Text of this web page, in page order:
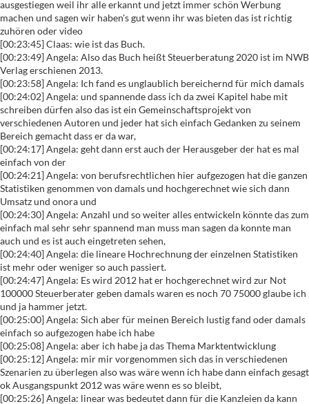
ausgestiegen weil ihr alle erkannt und jetzt immer schön Werbung
machen und sagen wir haben's gut wenn ihr was bieten das ist richtig
zuhören oder video
[00:23:45] Claas: wie ist das Buch.
[00:23:49] Angela: Also das Buch heißt Steuerberatung 2020 ist im NWB
Verlag erschienen 2013.
[00:23:58] Angela: Ich fand es unglaublich bereichernd für mich damals
[00:24:02] Angela: und spannende dass ich da zwei Kapitel habe mit
schreiben dürfen also das ist ein Gemeinschaftsprojekt von
verschiedenen Autoren und jeder hat sich einfach Gedanken zu seinem
Bereich gemacht dass er da war,
[00:24:17] Angela: geht dann erst auch der Herausgeber der hat es mal
einfach von der
[00:24:21] Angela: von berufsrechtlichen hier aufgezogen hat die ganzen
Statistiken genommen von damals und hochgerechnet wie sich dann
Umsatz und onora und
[00:24:30] Angela: Anzahl und so weiter alles entwickeln könnte das zum
einfach mal sehr sehr spannend man muss man sagen da konnte man
auch und es ist auch eingetreten sehen,
[00:24:40] Angela: die lineare Hochrechnung der einzelnen Statistiken
ist mehr oder weniger so auch passiert.
[00:24:47] Angela: Es wird 2012 hat er hochgerechnet wird zur Not
100000 Steuerberater geben damals waren es noch 70 75000 glaube ich
und ja hammer jetzt.
[00:25:00] Angela: Sich aber für meinen Bereich lustig fand oder damals
einfach so aufgezogen habe ich habe
[00:25:08] Angela: aber ich habe ja das Thema Marktentwicklung
[00:25:12] Angela: mir mir vorgenommen sich das in verschiedenen
Szenarien zu überlegen also was wäre wenn ich habe dann einfach gesagt
ok Ausgangspunkt 2012 was wäre wenn es so bleibt,
[00:25:26] Angela: linear was bedeutet dann für die Kanzleien da kann